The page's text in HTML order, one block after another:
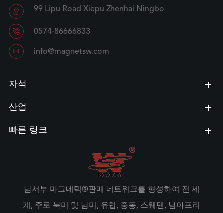
 99 Lipu Road Xiepu Zhenhai Ningbo
 0574-86666833
 info@magnetsw.com
자석
산업
빠른 링크
남서부 마그네텍®판매 네트워크를 형성하여 전 세
계, 주로 북미 및 남미, 유럽, 중동, 스웨덴, 남아프리